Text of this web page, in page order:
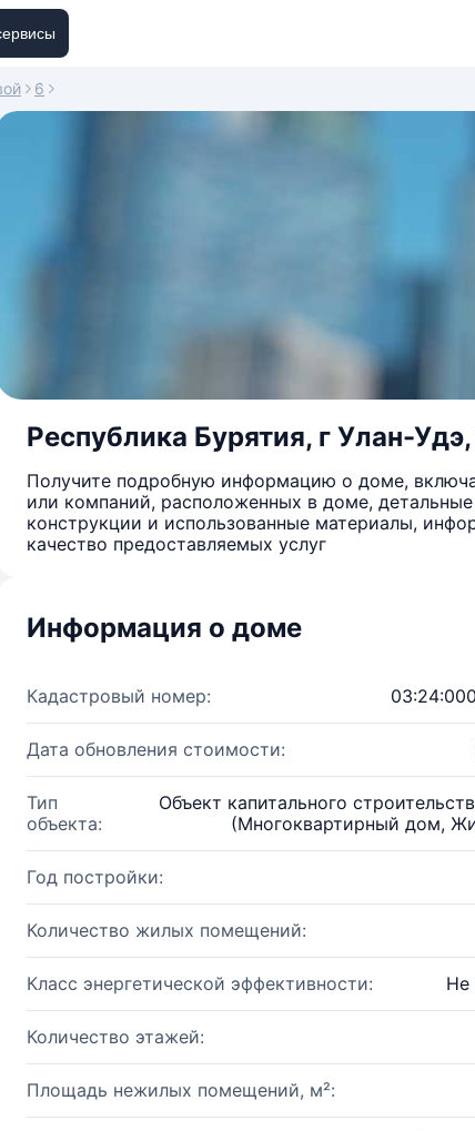
6
Республика Бурятия, г Улан-
Получите подробную информацию о доме,
или компаний, расположенных в доме,
конструкции и использованные материалы,
качество предоставляемых услуг
Информация о доме
Кадастровый номер:
Дата обновления стоимости:
Тип
объекта:
Объект капитального
(Многоквартирный дом,
Год постройки:
Количество жилых помещений:
Класс энергетической эффективности: Не
Количество этажей:
Площадь нежилых помещений, м²: